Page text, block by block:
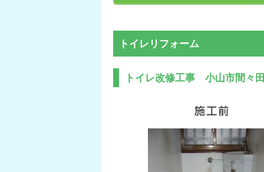
トイレリフォーム
トイレ改修工事 小山市間々